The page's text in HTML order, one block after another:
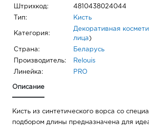
Штрихкод: 4810438024044
Тип: Кисть
Категория:
Декоративная
лица )
Страна: Беларусь
Производитель: Relouis
Линейка: PRO
Описание
Кисть из синтетического ворса со
подбором длины предназначена для